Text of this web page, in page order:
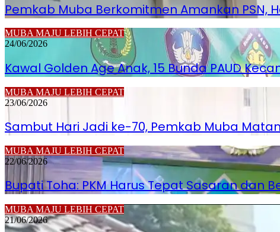
Pemkab Muba Berkomitmen Amankan PSN,
MUBA MAJU LEBIH CEPAT
24/06/2026
Kawal Golden Age Anak, 15 Bunda PAUD
MUBA MAJU LEBIH CEPAT
23/06/2026
Sambut Hari Jadi ke-70, Pemkab Muba
MUBA MAJU LEBIH CEPAT
22/06/2026
Bupati Toha: PKM Harus Tepat Sasaran
MUBA MAJU LEBIH CEPAT
21/06/2026